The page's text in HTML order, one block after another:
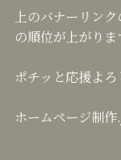
上のバナーリン
の順位が上がりま
ポチッと応援よ
ホームページ制